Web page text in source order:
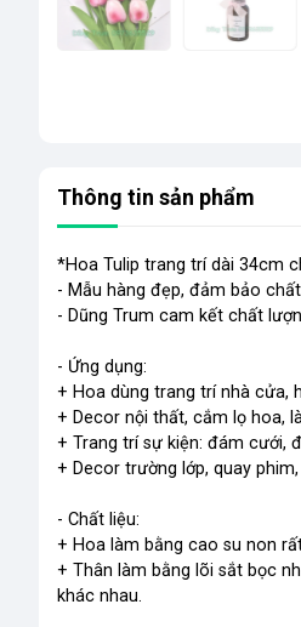
Thông tin sản phẩm
*Hoa Tulip trang trí dài 34cm
- Mẫu hàng đẹp, đảm bảo
- Dũng Trum cam kết chất
- Ứng dụng:
+ Hoa dùng trang trí nhà cửa,
+ Decor nội thất, cắm lọ hoa,
+ Trang trí sự kiện: đám cưới,
+ Decor trường lớp, quay phim,
- Chất liệu:
+ Hoa làm bằng cao su non
+ Thân làm bằng lõi sắt bọc
khác nhau.